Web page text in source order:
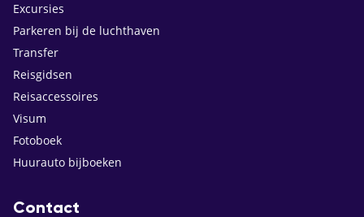
Excursies
Parkeren bij de luchthaven
Transfer
Reisgidsen
Reisaccessoires
Visum
Fotoboek
Huurauto bijboeken
Contact